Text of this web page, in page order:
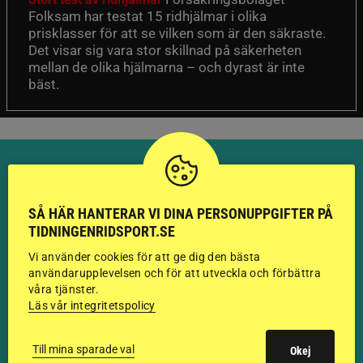
Folksam har testat 15 ridhjälmar i olika
prisklasser för att se vilken som är den säkraste.
Det visar sig vara stor skillnad på säkerheten
mellan de olika hjälmarna – och dyrast är inte
bäst.
HINGSTAR ONLINE
GODKÄNDA HINGSTAR I
FLERA KATEGORIER MED
BILDER OCH FAKTA
SÅ HÄR HANTERAR VI DINA PERSONUPPGIFTER PÅ
TIDNINGENRIDSPORT.SE
Vi använder cookies för att ge dig den bästa
användarupplevelsen och för att utveckla och förbättra
våra tjänster.
Läs vår integritetspolicy
Till mina sparade val Okej